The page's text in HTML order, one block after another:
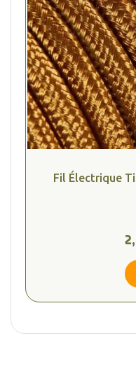
Fil Électrique